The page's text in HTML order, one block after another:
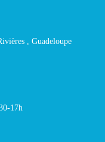
, Guadeloupe
17h